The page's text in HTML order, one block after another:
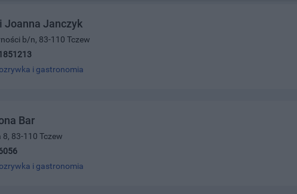
Joanna Janczyk
b/n, 83-110 Tczew
i gastronomia
Bar
83-110 Tczew
i gastronomia